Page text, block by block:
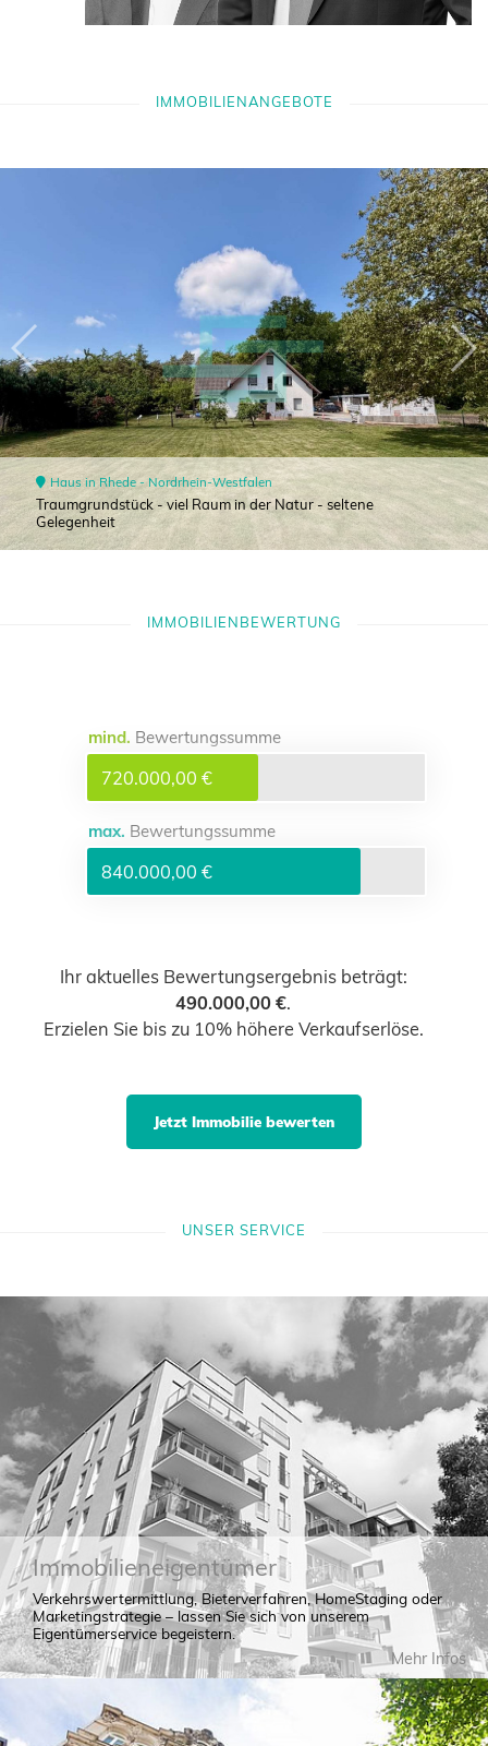
IMMOBILIENANGEBOTE
Haus in Rhede - Nordrhein-Westfalen
Traumgrundstück - viel Raum in der Natur - seltene
Gelegenheit
IMMOBILIENBEWERTUNG
mind. Bewertungssumme
720.000,00 €
max. Bewertungssumme
840.000,00 €
Ihr aktuelles Bewertungsergebnis beträgt:
490.000,00 €.
Erzielen Sie bis zu 10% höhere Verkaufserlöse.
Jetzt Immobilie bewerten
UNSER SERVICE
Immobilieneigentümer
Verkehrswertermittlung, Bieterverfahren, HomeStaging oder
Marketingstrategie – lassen Sie sich von unserem
Eigentümerservice begeistern.
Mehr Infos